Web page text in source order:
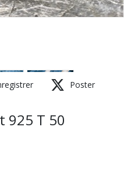
Poster
925 T 50